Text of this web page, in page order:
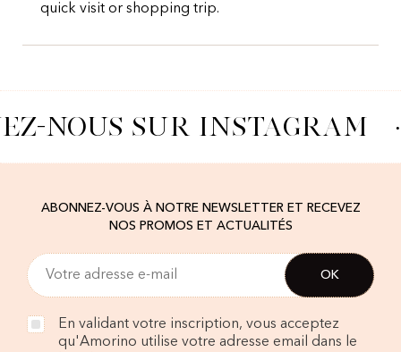
quick visit or shopping trip.
NOUS SUR INSTAGRAM ·
ABONNEZ-VOUS À NOTRE NEWSLETTER ET RECEVEZ
NOS PROMOS ET ACTUALITÉS
En validant votre inscription, vous acceptez
qu'Amorino utilise votre adresse email dans le